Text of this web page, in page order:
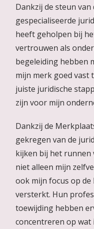
Dankzij de steun
gespecialiseerde
heeft geholpen bij
vertrouwen als
begeleiding hebben
mijn merk goed vast
juiste juridische
zijn voor mijn
Dankzij de
gekregen van de
kijken bij het runnen
niet alleen mijn
ook mijn focus op de
versterkt. Hun
toewijding hebben
concentreren op